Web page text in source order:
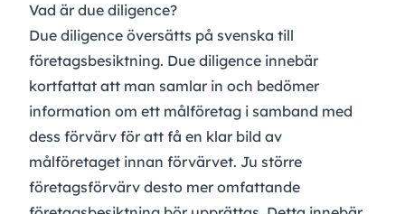
Vad är due diligence?
Due diligence översätts på svenska till
företagsbesiktning. Due diligence innebär
kortfattat att man samlar in och bedömer
information om ett målföretag i samband med
dess förvärv för att få en klar bild av
målföretaget innan förvärvet. Ju större
företagsförvärv desto mer omfattande